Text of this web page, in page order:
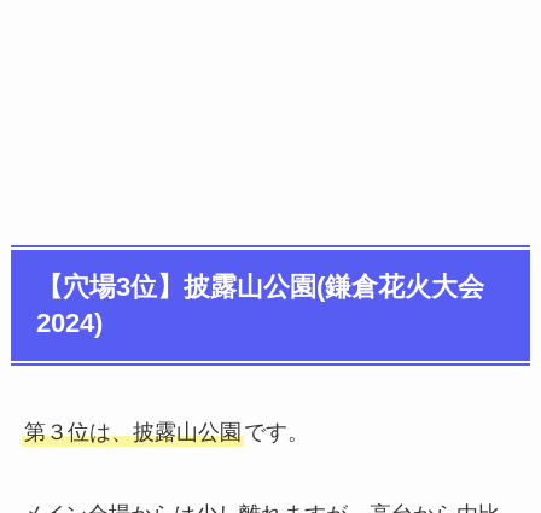
【穴場3位】披露山公園(鎌倉花火大会
2024)
第３位は、披露山公園です。